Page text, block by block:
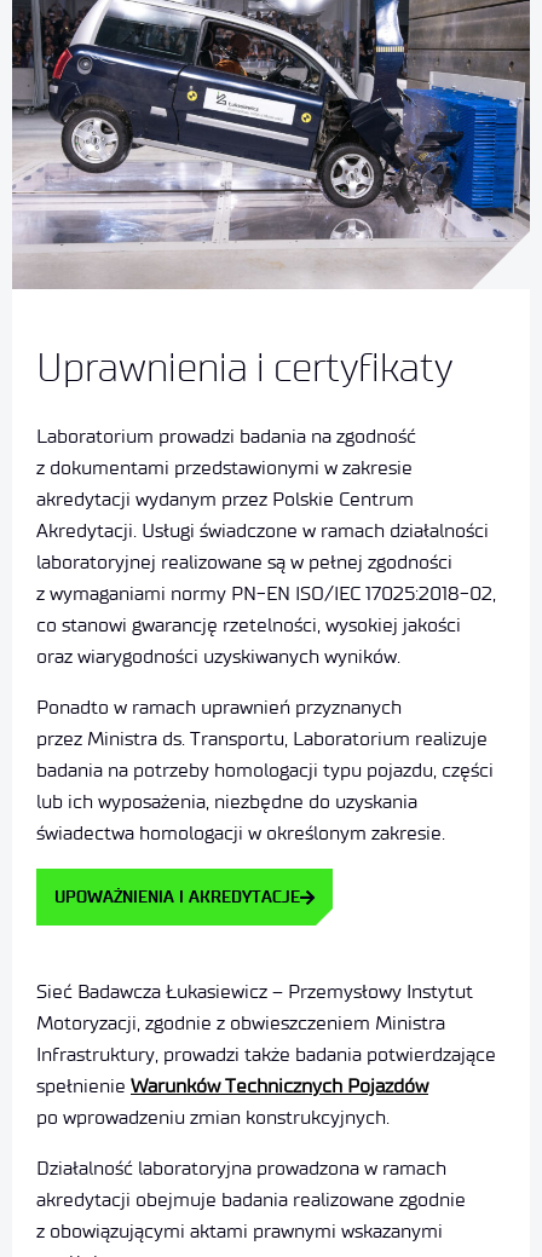
Uprawnienia i certyfikaty
Laboratorium prowadzi badania na zgodność
z dokumentami przedstawionymi w zakresie
akredytacji wydanym przez Polskie Centrum
Akredytacji. Usługi świadczone w ramach działalności
laboratoryjnej realizowane są w pełnej zgodności
z wymaganiami normy PN-EN ISO/IEC 17025:2018-02,
co stanowi gwarancję rzetelności, wysokiej jakości
oraz wiarygodności uzyskiwanych wyników.
Ponadto w ramach uprawnień przyznanych
przez Ministra ds. Transportu, Laboratorium realizuje
badania na potrzeby homologacji typu pojazdu, części
lub ich wyposażenia, niezbędne do uzyskania
świadectwa homologacji w określonym zakresie.
UPOWAŻNIENIA I AKREDYTACJE
Sieć Badawcza Łukasiewicz – Przemysłowy Instytut
Motoryzacji, zgodnie z obwieszczeniem Ministra
Infrastruktury, prowadzi także badania potwierdzające
spełnienie Warunków Technicznych Pojazdów
po wprowadzeniu zmian konstrukcyjnych.
Działalność laboratoryjna prowadzona w ramach
akredytacji obejmuje badania realizowane zgodnie
z obowiązującymi aktami prawnymi wskazanymi